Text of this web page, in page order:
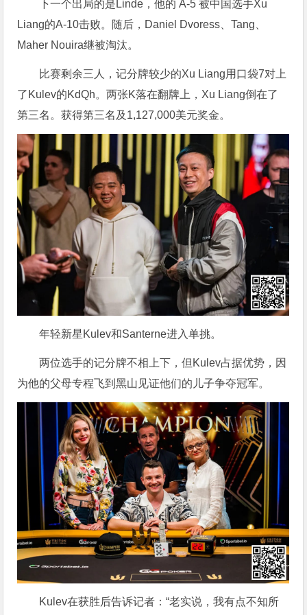
下一个出局的是Linde，他的 A-5 被中国选手Xu
Liang的A-10击败。随后，Daniel Dvoress、Tang、
Maher Nouira继被淘汰。
比赛剩余三人，记分牌较少的Xu Liang用口袋7对上
了Kulev的KdQh。两张K落在翻牌上，Xu Liang倒在了
第三名。获得第三名及1,127,000美元奖金。
年轻新星Kulev和Santerne进入单挑。
两位选手的记分牌不相上下，但Kulev占据优势，因
为他的父母专程飞到黑山见证他们的儿子争夺冠军。
Kulev在获胜后告诉记者：“老实说，我有点不知所